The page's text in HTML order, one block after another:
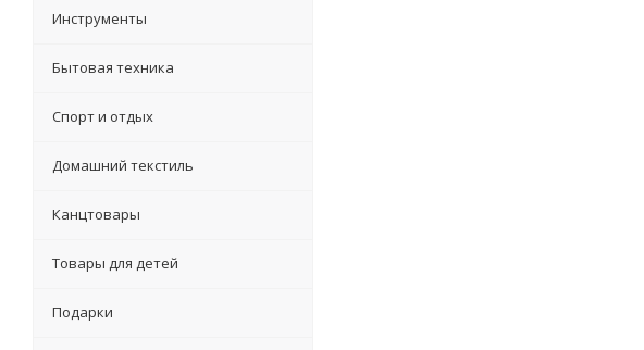
Инструменты
Бытовая техника
Спорт и отдых
Домашний текстиль
Канцтовары
Товары для детей
Подарки